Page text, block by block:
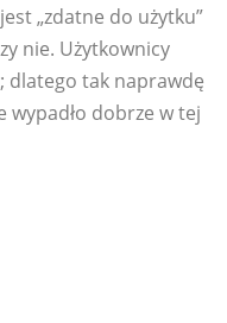
„zdatne do użytku”
nie. Użytkownicy
dlatego tak naprawdę
dobrze w tej